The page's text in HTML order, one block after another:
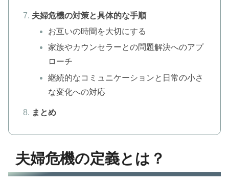
夫婦危機の対策と具体的な手順
お互いの時間を大切にする
家族やカウンセラーとの問題解決へのアプ
ローチ
継続的なコミュニケーションと日常の小さ
な変化への対応
まとめ
夫婦危機の定義とは？